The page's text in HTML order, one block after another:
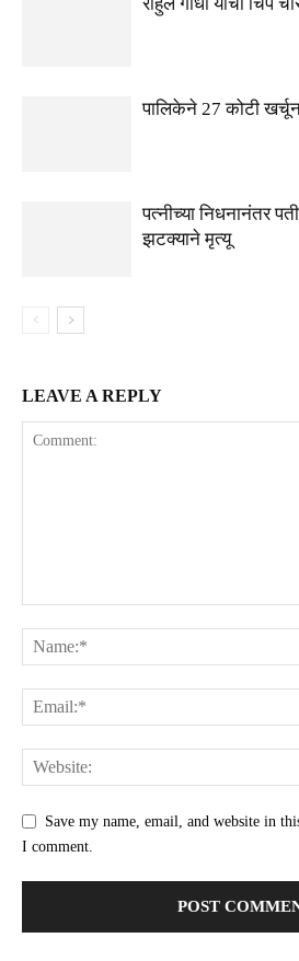
पालिकेने 27 कोटी
पत्नीच्या निधनानंतर
झटक्याने मृत्यू
LEAVE A REPLY
Save my name, email, and website in
I comment.